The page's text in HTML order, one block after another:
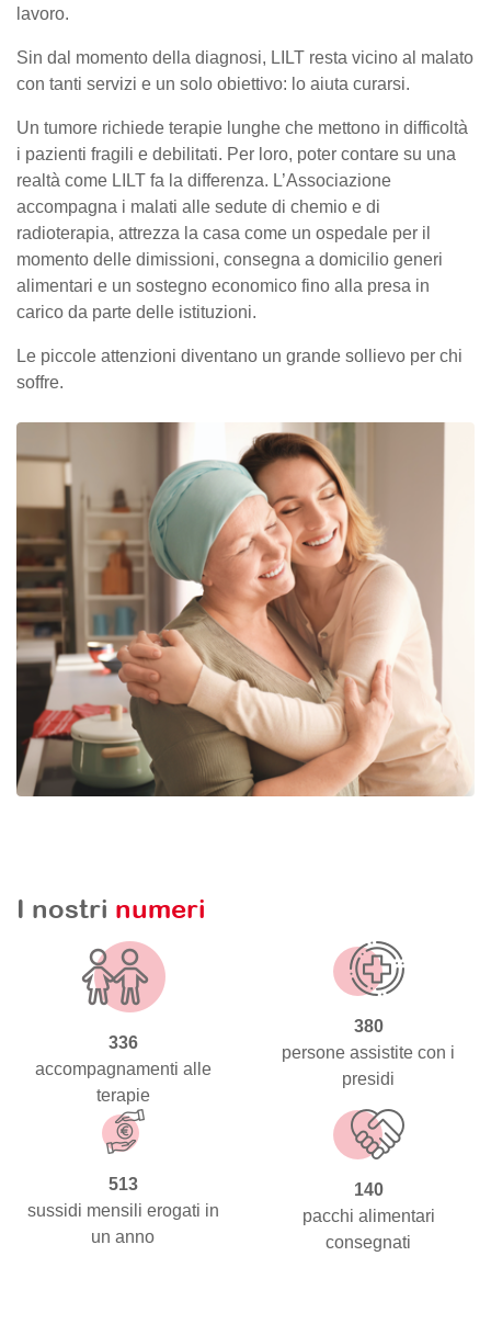
lavoro.
Sin dal momento della diagnosi, LILT resta vicino al malato
con tanti servizi e un solo obiettivo: lo aiuta curarsi.
Un tumore richiede terapie lunghe che mettono in difficoltà
i pazienti fragili e debilitati. Per loro, poter contare su una
realtà come LILT fa la differenza. L’Associazione
accompagna i malati alle sedute di chemio e di
radioterapia, attrezza la casa come un ospedale per il
momento delle dimissioni, consegna a domicilio generi
alimentari e un sostegno economico fino alla presa in
carico da parte delle istituzioni.
Le piccole attenzioni diventano un grande sollievo per chi
soffre.
I nostri numeri
336
accompagnamenti alle
terapie
380
persone assistite con i
presidi
513
sussidi mensili erogati in
un anno
140
pacchi alimentari
consegnati